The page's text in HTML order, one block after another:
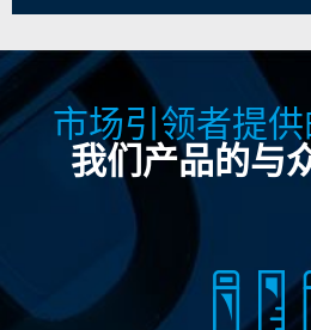
市场引领者提
我们产品的与